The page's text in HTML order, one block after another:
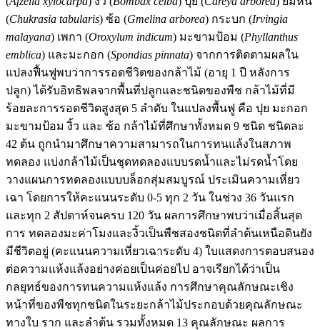
(Chukrasia tabularis) ซ้อ (Gmelina arborea) กระบก (Irvingia
malayana) เพกา (Oroxylum indicum) มะขามป้อม (Phyllanthus
emblica) และมะกอก (Spondias pinnata) จากการติดตามผลใน
แปลงฟื้นฟูพบว่าการรอดชีวิตของกล้าไม้ (อายุ 1 ปี หลังการ
ปลูก) ได้รับอิทธิพลจากพื้นที่ปลูกและชนิดของพืช กล้าไม้ที่มี
ร้อยละการรอดชีวิตสูงสุด 5 ลำดับ ในแปลงพื้นฟู คือ ปุย มะกอก
มะขามป้อม งิ้ว และ ซ้อ กล้าไม้ที่ศึกษาทั้งหมด 9 ชนิด ชนิดละ
42 ต้น ถูกนำมาศึกษาความสามารถในการทนแล้งในสภาพ
ทดลอง แบ่งกล้าไม้เป็นชุดทดลองแบบรดน้ำและไม่รดน้ำโดย
วางแผนการทดลองแบบบล็อกสุ่มสมบูรณ์ ประเมินความเหี่ยว
เฉา โดยการให้คะแนนระดับ 0-5 ทุก 2 วัน ในช่วง 36 วันแรก
และทุก 2 สัปดาห์จนครบ 120 วัน ผลการศึกษาพบว่าเมื่อสิ้นสุด
การ ทดลองมะค่าโมงและงิ้วเป็นพืชสองชนิดที่ลำต้นเหนือดินยัง
มีชีวิตอยู่ (คะแนนความเหี่ยวเฉาระดับ 4) ใบแสดงการตอบสนอง
ต่อความแห้งแล้งอย่างค่อยเป็นค่อยไป อาจเรียกได้ว่าเป็น
กลยุทธ์ของการทนความแห้งแล้ง การศึกษาคุณลักษณะเชิง
หน้าที่ของพืชทุกชนิดในระยะกล้าไม้ประกอบด้วยคุณลักษณะ
ทางใบ ราก และลำต้น รวมทั้งหมด 13 คุณลักษณะ ผลการ